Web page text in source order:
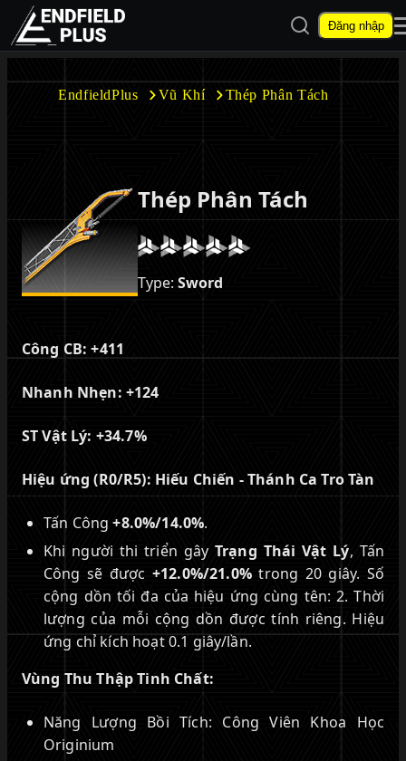
EndfieldPlus
menu con
Mở tìm kiếmĐăng nhập
EndfieldPlus Vũ Khí Thép Phân Tách
Thép Phân Tách
Type:Sword
Công CB: +411
Nhanh Nhẹn: +124
ST Vật Lý: +34.7%
Hiệu ứng (R0/R5): Hiếu Chiến - Thánh Ca Tro Tàn
Tấn Công+8.0%/14.0%.
Khi người thi triển gây Trạng Thái Vật Lý, Tấn
Công sẽ được +12.0%/21.0%trong 20 giây. Số
cộng dồn tối đa của hiệu ứng cùng tên: 2. Thời
lượng của mỗi cộng dồn được tính riêng. Hiệu
ứng chỉ kích hoạt 0.1 giây/lần.
Vùng Thu Thập Tinh Chất:
Năng Lượng Bồi Tích: Công Viên Khoa Học
Originium